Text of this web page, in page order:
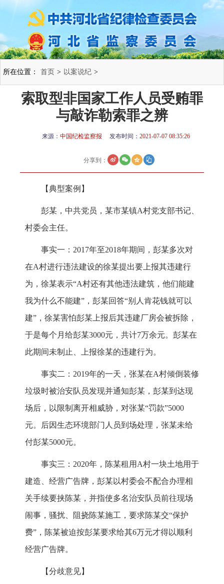
所在位置： 首页 > 以案说纪 >
索取型非国家工作人员受贿罪
与敲诈勒索罪之辨
来源： 中国纪检监察报 发布时间： 2021-07-07 08:35:26
分享到：
【典型案例】
彭某，中共党员，某市某镇A村党支部书记、
村委会主任。
事实一：2017年至2018年期间，彭某多次对
在A村进行违法建设的徐某提出要上报其违建行
为，徐某表示“A村还有其他违法建筑，他们能建
我为什么不能建”，彭某回答“别人肯花钱就可以
建”，徐某害怕彭某上报后其违建厂房会被拆除，
于是每个月给彭某3000元，共计7万余元。彭某在
此期间未制止、上报徐某的违建行为。
事实二：2019年的一天，张某在A村倾倒装修
垃圾时被治安队员发现并通知彭某，彭某到达现
场后，以限制离开相威胁，对张某“罚款”5000
元。后因生态环境部门人员到场处理，张某未给
付彭某5000元。
事实三：2020年，陈某租用A村一块土地用于
建造、经营广告牌，彭某以村委会不配合办理相
关手续要挟陈某，并指使多名治安队员前往现场
闹事，骚扰、阻挠陈某施工，要求陈某交“保护
费”，陈某被迫按彭某要求给其6万元才得以顺利
经营广告牌。
【分歧意见】